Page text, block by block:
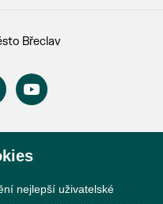
Břeclav
nejlepší uživatelské